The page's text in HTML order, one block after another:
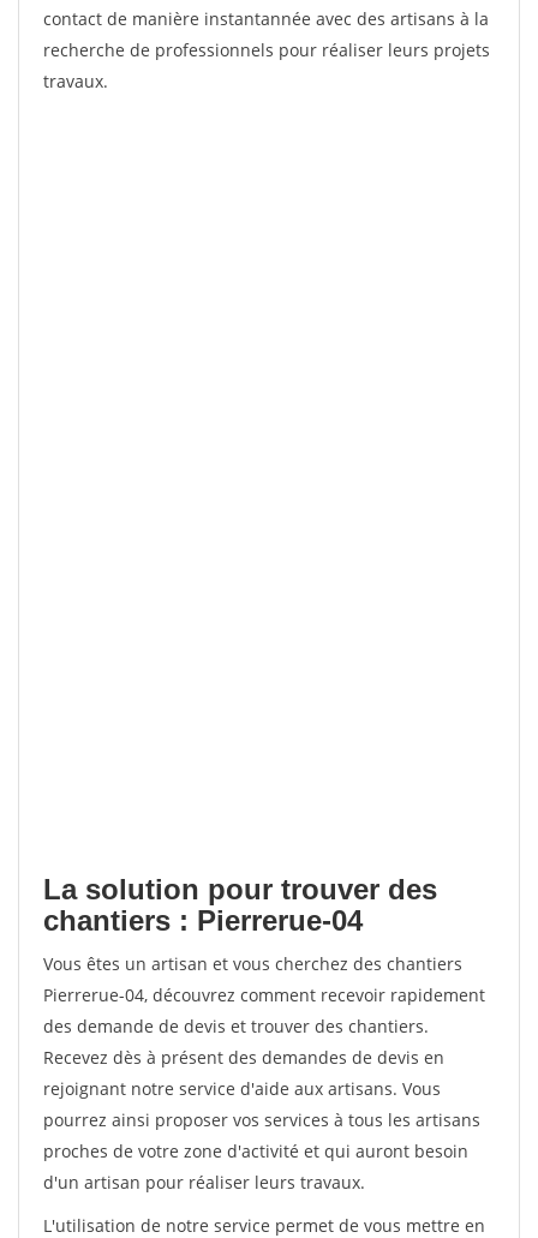
contact de manière instantannée avec des artisans à la
recherche de professionnels pour réaliser leurs projets
travaux.
La solution pour trouver des
chantiers : Pierrerue-04
Vous êtes un artisan et vous cherchez des chantiers
Pierrerue-04, découvrez comment recevoir rapidement
des demande de devis et trouver des chantiers.
Recevez dès à présent des demandes de devis en
rejoignant notre service d'aide aux artisans. Vous
pourrez ainsi proposer vos services à tous les artisans
proches de votre zone d'activité et qui auront besoin
d'un artisan pour réaliser leurs travaux.
L'utilisation de notre service permet de vous mettre en